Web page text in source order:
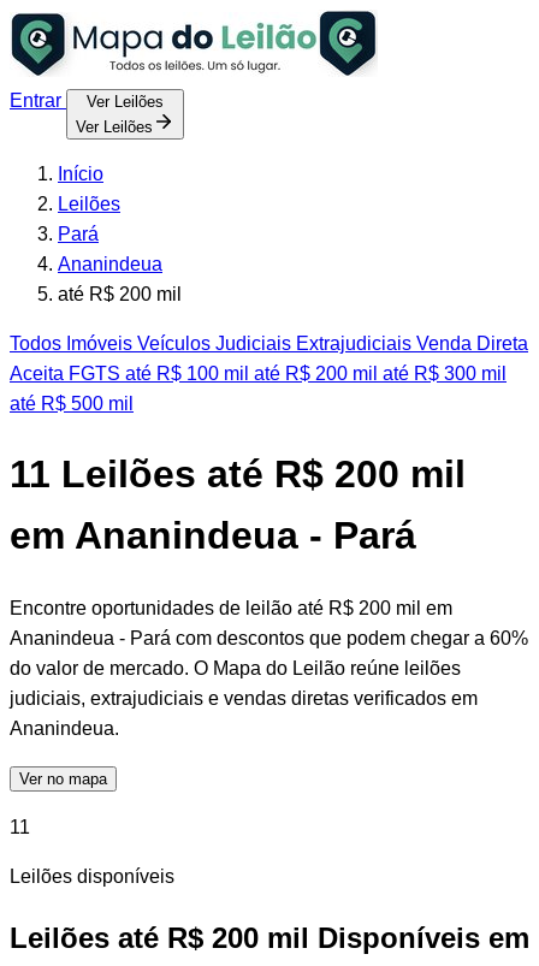
Entrar
Ver Leilões
Ver Leilões
Início
Leilões
Pará
Ananindeua
até R$ 200 mil
Todos Imóveis Veículos Judiciais Extrajudiciais Venda Direta
Aceita FGTS até R$ 100 mil até R$ 200 mil até R$ 300 mil
até R$ 500 mil
11 Leilões até R$ 200 mil
em Ananindeua - Pará
Encontre oportunidades de leilão até R$ 200 mil em
Ananindeua - Pará com descontos que podem chegar a 60%
do valor de mercado. O Mapa do Leilão reúne leilões
judiciais, extrajudiciais e vendas diretas verificados em
Ananindeua.
Ver no mapa
11
Leilões disponíveis
Leilões até R$ 200 mil Disponíveis em